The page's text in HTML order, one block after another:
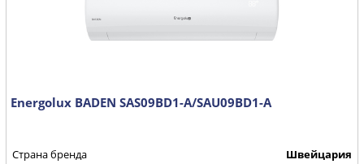
Energolux BADEN SAS09BD1-A/SAU09BD1-A
Страна бренда
Швейцария